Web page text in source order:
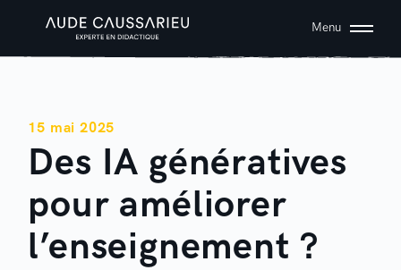
Menu
15 mai 2025
Des IA génératives
pour améliorer
l’enseignement ?